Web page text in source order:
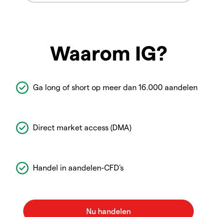
Waarom IG?
Ga long of short op meer dan 16.000 aandelen
Direct market access (DMA)
Handel in aandelen-CFD's